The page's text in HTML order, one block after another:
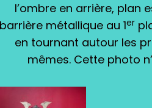
l’ombre en arrière, plan
métallique au 1er
en tournant autour les
mêmes. Cette photo